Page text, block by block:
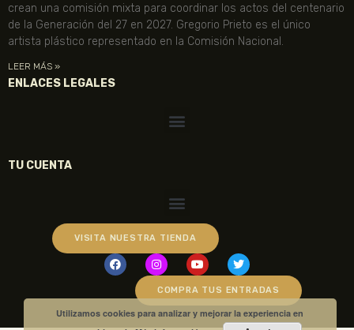
crean una comisión mixta para coordinar los actos del centenario
de la Generación del 27 en 2027. Gregorio Prieto es el único
artista plástico representado en la Comisión Nacional.
LEER MÁS »
ENLACES LEGALES
TU CUENTA
VISITA NUESTRA TIENDA
COMPRA TUS ENTRADAS
Utilizamos cookies para analizar y mejorar la experiencia en